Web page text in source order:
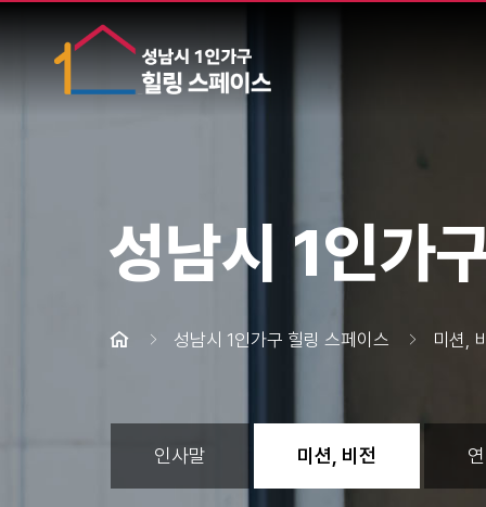
성남시 1인가
성남시 1인가구 힐링 스페이스 미션,
인사말 미션, 비전